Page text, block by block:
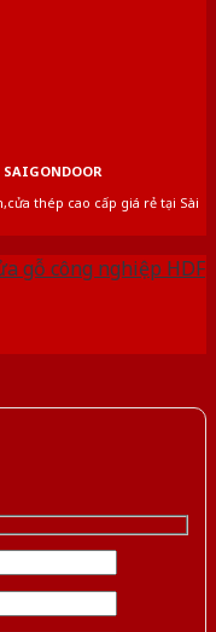
thép cao cấp giá rẻ tại Sài
gỗ công nghiệp HDF